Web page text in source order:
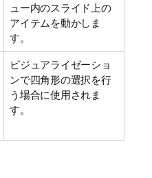
ュー内のスライド上の
アイテムを動かしま
す。
ビジュアライゼーショ
ンで四角形の選択を行
う場合に使用されま
す。